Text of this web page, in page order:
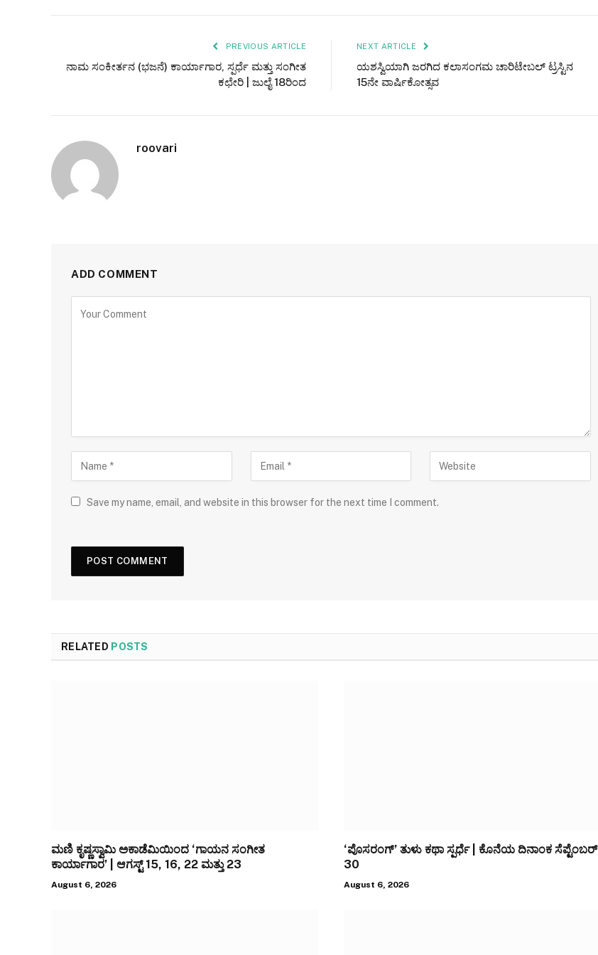
PREVIOUS ARTICLE
ನಾಮ ಸಂಕೀರ್ತನ (ಭಜನೆ) ಕಾರ್ಯಾಗಾರ, ಸ್ಪರ್ಧೆ ಮತ್ತು ಸಂಗೀತ
ಕಛೇರಿ | ಜುಲೈ 18ರಿಂದ
NEXT ARTICLE
ಯಶಸ್ವಿಯಾಗಿ ಜರಗಿದ ಕಲಾಸಂಗಮ ಚಾರಿಟೇಬಲ್ ಟ್ರಸ್ಟಿನ
15ನೇ ವಾರ್ಷಿಕೋತ್ಸವ
roovari
ADD COMMENT
Save my name, email, and website in this browser for the next time I comment.
RELATED POSTS
ಮಣಿ ಕೃಷ್ಣಸ್ವಾಮಿ ಅಕಾಡೆಮಿಯಿಂದ ‘ಗಾಯನ ಸಂಗೀತ
ಕಾರ್ಯಾಗಾರ’ | ಆಗಸ್ಟ್ 15, 16, 22 ಮತ್ತು 23
August 6, 2026
‘ಪೊಸರಂಗ್’ ತುಳು ಕಥಾ ಸ್ಪರ್ಧೆ | ಕೊನೆಯ ದಿನಾಂಕ ಸೆಪ್ಟೆಂಬರ್
30
August 6, 2026